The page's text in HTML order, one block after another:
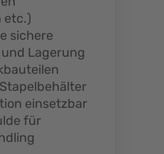
etc.)
sichere
Lagerung
einsetzbar
für